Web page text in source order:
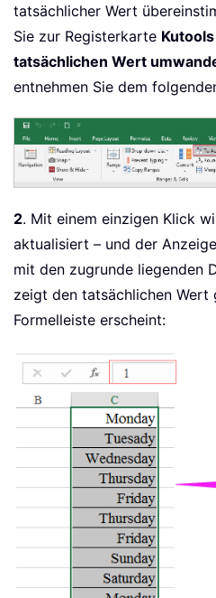
tatsächlicher Wert
Sie zur Registerkarte Kutools
tatsächlichen Wert
entnehmen Sie dem
2. Mit einem einzigen Klick
aktualisiert – und der
mit den zugrunde liegenden
zeigt den tatsächlichen Wert
Formelleiste erscheint: